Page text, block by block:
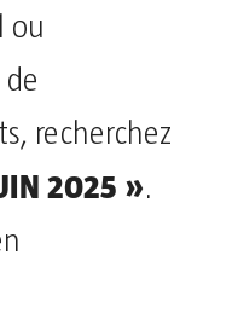
ou
recherchez
2025 ».